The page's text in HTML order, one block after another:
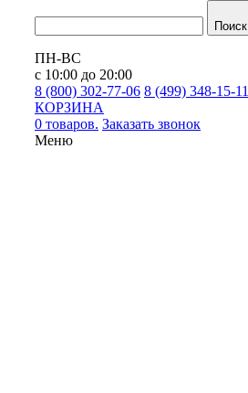
Поиск
ПН-ВС
с 10:00 до 20:00
8 (800) 302-77-06 8 (499) 348-15-11
КОРЗИНА
0 товаров. Заказать звонок
Меню